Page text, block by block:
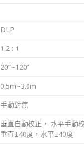
DLP
1.2 : 1
20”~120”
0.5m~3.0m
手動對焦
垂直自動校正， 水平手動
垂直±40度，水平±40度